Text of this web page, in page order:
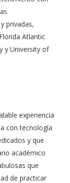
privadas,
Atlantic
y University of
experiencia
con tecnología
y que
académico
que
de practicar